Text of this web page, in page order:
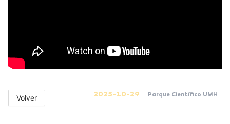
Volver 2025-10-29 Parque Científico UMH